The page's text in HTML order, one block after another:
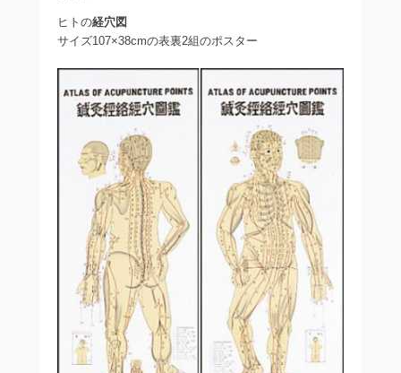
ヒトの経穴図
サイズ107×38cmの表裏2組のポスター